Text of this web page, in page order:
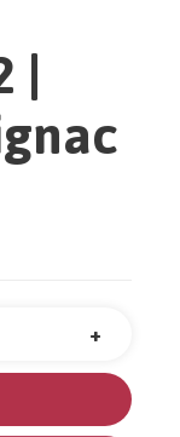
|
+